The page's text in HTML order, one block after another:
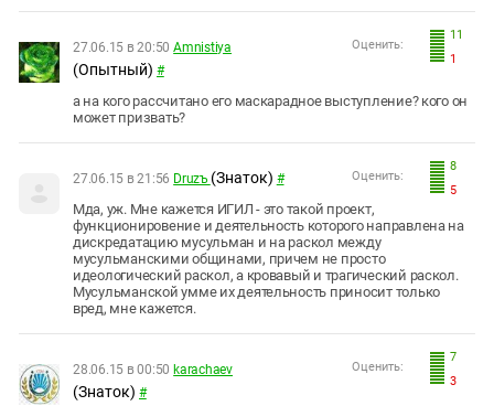
11
1
Оценить:
27.06.15 в 20:50 Amnistiya
(Опытный) #
а на кого рассчитано его маскарадное выступление? кого он
может призвать?
8
5
Оценить:
27.06.15 в 21:56 Druzъ (Знаток) #
Мда, уж. Мне кажется ИГИЛ - это такой проект,
функционировение и деятельность которого направлена на
дискредатацию мусульман и на раскол между
мусульманскими общинами, причем не просто
идеологический раскол, а кровавый и трагический раскол.
Мусульманской умме их деятельность приносит только
вред, мне кажется.
7
3
Оценить:
28.06.15 в 00:50 karachaev
(Знаток) #